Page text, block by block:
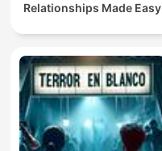
Relationships Made Easy